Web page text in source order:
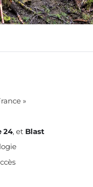
»
24, et Blast